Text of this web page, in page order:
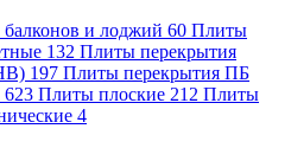
и лоджий 60 Плиты
132 Плиты перекрытия
197 Плиты перекрытия ПБ
623 Плиты плоские 212 Плиты
4